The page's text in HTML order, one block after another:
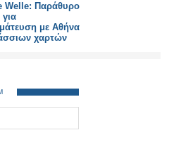
Welle: Παράθυρο
με Αθήνα
χαρτών